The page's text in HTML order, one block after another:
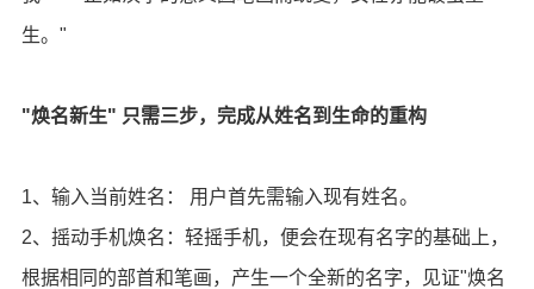
生。"
"焕名新生" 只需三步，完成从姓名到生命的重构
1、⁠输入当前姓名： 用户首先需输入现有姓名。
2、摇动手机焕名：轻摇手机，便会在现有名字的基础上，
根据相同的部首和笔画，产生一个全新的名字，见证"焕名